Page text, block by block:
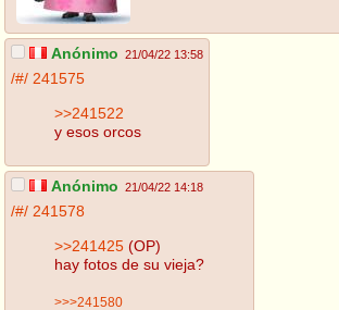
Anónimo 21/04/22 13:58
/#/ 241575
>>241522
y esos orcos
Anónimo 21/04/22 14:18
/#/ 241578
>>241425 (OP)
hay fotos de su vieja?
>>>241580